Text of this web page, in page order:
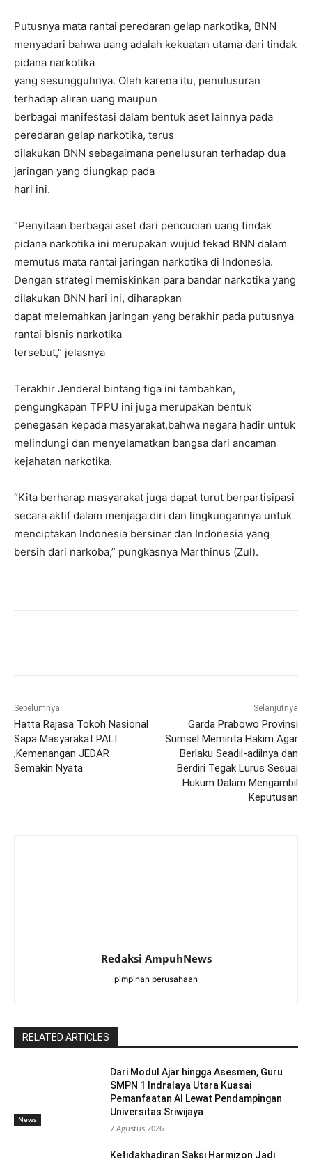
Putusnya mata rantai peredaran gelap narkotika, BNN
menyadari bahwa uang adalah kekuatan utama dari tindak
pidana narkotika
yang sesungguhnya. Oleh karena itu, penulusuran
terhadap aliran uang maupun
berbagai manifestasi dalam bentuk aset lainnya pada
peredaran gelap narkotika, terus
dilakukan BNN sebagaimana penelusuran terhadap dua
jaringan yang diungkap pada
hari ini.
“Penyitaan berbagai aset dari pencucian uang tindak
pidana narkotika ini merupakan wujud tekad BNN dalam
memutus mata rantai jaringan narkotika di Indonesia.
Dengan strategi memiskinkan para bandar narkotika yang
dilakukan BNN hari ini, diharapkan
dapat melemahkan jaringan yang berakhir pada putusnya
rantai bisnis narkotika
tersebut,” jelasnya
Terakhir Jenderal bintang tiga ini tambahkan,
pengungkapan TPPU ini juga merupakan bentuk
penegasan kepada masyarakat,bahwa negara hadir untuk
melindungi dan menyelamatkan bangsa dari ancaman
kejahatan narkotika.
“Kita berharap masyarakat juga dapat turut berpartisipasi
secara aktif dalam menjaga diri dan lingkungannya untuk
menciptakan Indonesia bersinar dan Indonesia yang
bersih dari narkoba,” pungkasnya Marthinus (Zul).
Sebelumnya
Hatta Rajasa Tokoh Nasional
Sapa Masyarakat PALI
,Kemenangan JEDAR
Semakin Nyata
Selanjutnya
Garda Prabowo Provinsi
Sumsel Meminta Hakim Agar
Berlaku Seadil-adilnya dan
Berdiri Tegak Lurus Sesuai
Hukum Dalam Mengambil
Keputusan
Redaksi AmpuhNews
pimpinan perusahaan
RELATED ARTICLES
News
Dari Modul Ajar hingga Asesmen, Guru
SMPN 1 Indralaya Utara Kuasai
Pemanfaatan AI Lewat Pendampingan
Universitas Sriwijaya
7 Agustus 2026
Ketidakhadiran Saksi Harmizon Jadi